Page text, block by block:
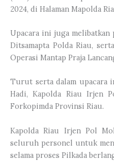
2024, di Halaman Mapolda
Upacara ini juga melibatkan
Ditsamapta Polda Riau,
Operasi Mantap Praja
Turut serta dalam upacara
Hadi, Kapolda Riau Irjen
Forkopimda Provinsi Riau.
Kapolda Riau Irjen Pol
seluruh personel untuk
selama proses Pilkada